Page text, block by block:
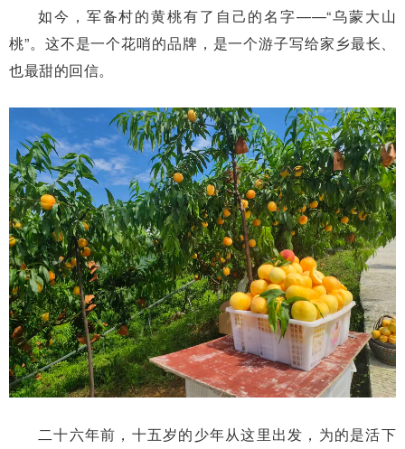
如今，军备村的黄桃有了自己的名字——“乌蒙大山
桃”。这不是一个花哨的品牌，是一个游子写给家乡最长、
也最甜的回信。
二十六年前，十五岁的少年从这里出发，为的是活下